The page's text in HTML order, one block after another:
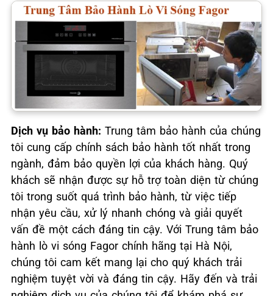
Dịch vụ bảo hành: Trung tâm bảo hành của chúng
tôi cung cấp chính sách bảo hành tốt nhất trong
ngành, đảm bảo quyền lợi của khách hàng. Quý
khách sẽ nhận được sự hỗ trợ toàn diện từ chúng
tôi trong suốt quá trình bảo hành, từ việc tiếp
nhận yêu cầu, xử lý nhanh chóng và giải quyết
vấn đề một cách đáng tin cậy. Với Trung tâm bảo
hành lò vi sóng Fagor chính hãng tại Hà Nội,
chúng tôi cam kết mang lại cho quý khách trải
nghiệm tuyệt vời và đáng tin cậy. Hãy đến và trải